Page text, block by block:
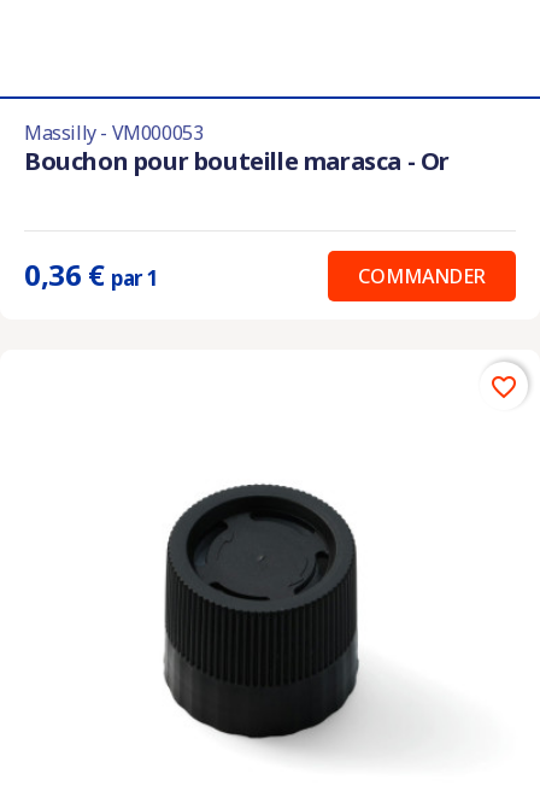
Massilly - VM000053
Bouchon pour bouteille marasca - Or
0,36 € par 1 COMMANDER
favorite_border